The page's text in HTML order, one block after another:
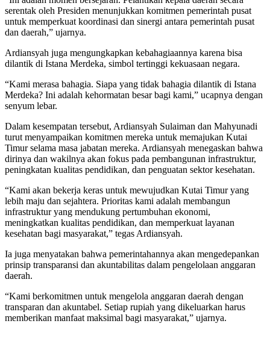
serentak oleh Presiden menunjukkan komitmen pemerintah pusat
untuk memperkuat koordinasi dan sinergi antara pemerintah pusat
dan daerah,” ujarnya.
Ardiansyah juga mengungkapkan kebahagiaannya karena bisa
dilantik di Istana Merdeka, simbol tertinggi kekuasaan negara.
“Kami merasa bahagia. Siapa yang tidak bahagia dilantik di Istana
Merdeka? Ini adalah kehormatan besar bagi kami,” ucapnya dengan
senyum lebar.
Dalam kesempatan tersebut, Ardiansyah Sulaiman dan Mahyunadi
turut menyampaikan komitmen mereka untuk memajukan Kutai
Timur selama masa jabatan mereka. Ardiansyah menegaskan bahwa
dirinya dan wakilnya akan fokus pada pembangunan infrastruktur,
peningkatan kualitas pendidikan, dan penguatan sektor kesehatan.
“Kami akan bekerja keras untuk mewujudkan Kutai Timur yang
lebih maju dan sejahtera. Prioritas kami adalah membangun
infrastruktur yang mendukung pertumbuhan ekonomi,
meningkatkan kualitas pendidikan, dan memperkuat layanan
kesehatan bagi masyarakat,” tegas Ardiansyah.
Ia juga menyatakan bahwa pemerintahannya akan mengedepankan
prinsip transparansi dan akuntabilitas dalam pengelolaan anggaran
daerah.
“Kami berkomitmen untuk mengelola anggaran daerah dengan
transparan dan akuntabel. Setiap rupiah yang dikeluarkan harus
memberikan manfaat maksimal bagi masyarakat,” ujarnya.